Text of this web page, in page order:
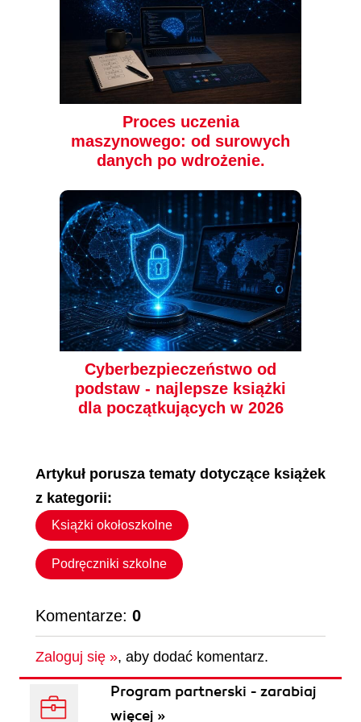
67.00 zł (-37%) 49.90 zł (-37%)
książka ebook
Konteneryzacja z
wykorzystaniem
Dockera. Podstawy
Piotr Chudzik
(23,94 zł najniższa cena z 30 dni)
25.14 zł
książka ebook
Nowoczesne
architektury danych.
Przewodnik po hurtowni
danych, siatce danych
oraz Data Fabric i Data
Lakehouse
James Serra
(47,40 zł najniższa cena z 30 dni)
49.77 zł
książka ebook
Czarne dziury. Klucz do
książka ebook
Proces uczenia
maszynowego: od surowych
danych po wdrożenie.
Cyberbezpieczeństwo od
podstaw - najlepsze książki
dla początkujących w 2026
Artykuł porusza tematy dotyczące książek
z kategorii:
Książki okołoszkolne
Podręczniki szkolne
Komentarze: 0
Zaloguj się », aby dodać komentarz.
Program partnerski - zarabiaj
więcej »